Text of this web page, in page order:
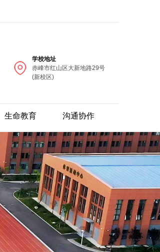
学校地址
赤峰市红山区大新地路29号
(新校区)
生命教育 沟通协作